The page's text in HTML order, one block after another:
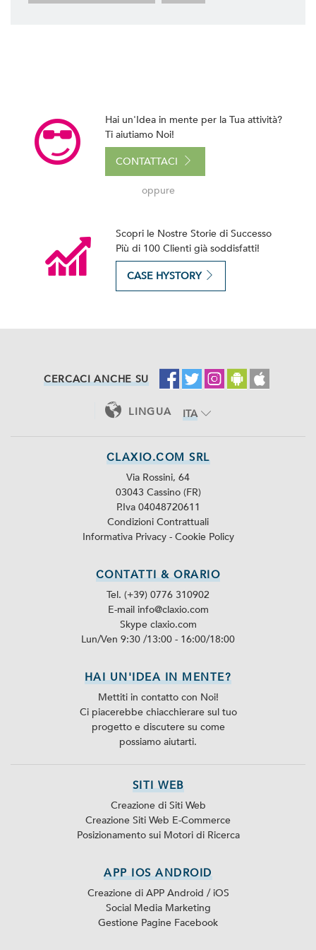
Hai un'Idea in mente per la Tua attività?
Ti aiutiamo Noi!
CONTATTACI
oppure
Scopri le Nostre Storie di Successo
Più di 100 Clienti già soddisfatti!
CASE HYSTORY
CERCACI ANCHE SU
LINGUA
ITA
CLAXIO.COM SRL
Via Rossini, 64
03043 Cassino (FR)
P.Iva 04048720611
Condizioni Contrattuali
Informativa Privacy - Cookie Policy
CONTATTI & ORARIO
Tel. (+39) 0776 310902
E-mail info@claxio.com
Skype claxio.com
Lun/Ven 9:30 /13:00 - 16:00/18:00
HAI UN'IDEA IN MENTE?
Mettiti in contatto con Noi!
Ci piacerebbe chiacchierare sul tuo
progetto e discutere su come
possiamo aiutarti.
SITI WEB
Creazione di Siti Web
Creazione Siti Web E-Commerce
Posizionamento sui Motori di Ricerca
APP IOS ANDROID
Creazione di APP Android / iOS
Social Media Marketing
Gestione Pagine Facebook